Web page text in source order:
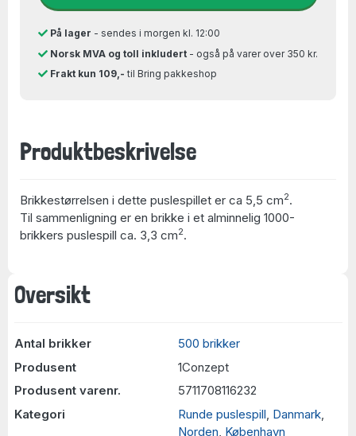
Oversikt
Antal brikker
500 brikker
Produsent
1Conzept
Produsent varenr.
5711708116232
Kategori
Runde puslespill Danmark
Norden København
På lager - sendes i morgen kl. 12:00
Norsk MVA og toll inkludert- også på varer over 350 kr.
Frakt kun 109,- til Bring pakkeshop
Produktbeskrivelse
Brikkestørrelsen i dette puslespillet er ca 5,5 cm2.
Til sammenligning er en brikke i et alminnelig 1000-
brikkers puslespill ca. 3,3 cm2.